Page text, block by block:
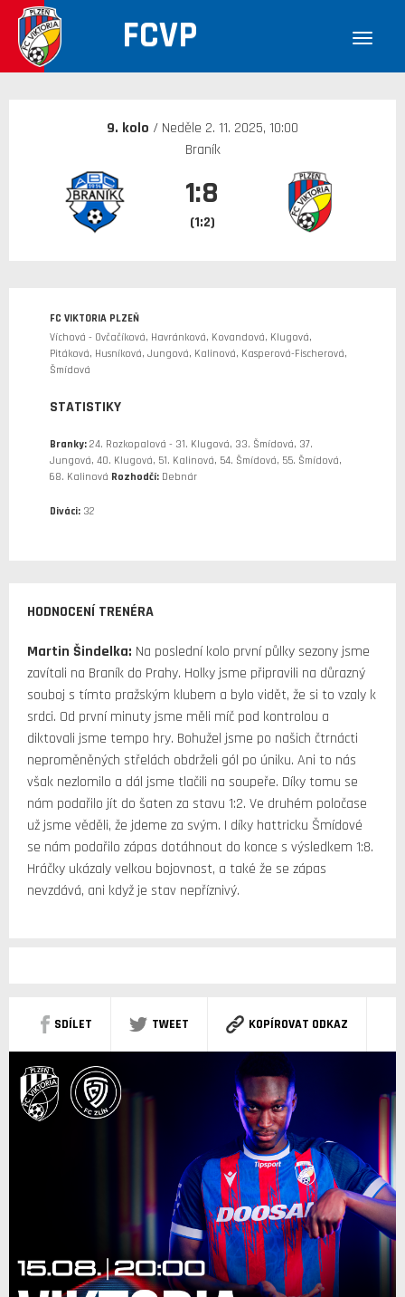
FCVP
30. 12. 1899
9. kolo / Neděle 2. 11. 2025, 10:00
Braník
1:8
(1:2)
FC VIKTORIA PLZEŇ
Víchová - Ovčačíková, Havránková, Kovandová, Klugová,
Pitáková, Husníková, Jungová, Kalinová, Kasperová-Fischerová,
Šmídová
STATISTIKY
Branky: 24. Rozkopalová - 31. Klugová, 33. Šmídová, 37.
Jungová, 40. Klugová, 51. Kalinová, 54. Šmídová, 55. Šmídová,
68. Kalinová Rozhodčí: Debnár
Diváci: 32
HODNOCENÍ TRENÉRA
Martin Šindelka: Na poslední kolo první půlky sezony jsme
zavítali na Braník do Prahy. Holky jsme připravili na důrazný
souboj s tímto pražským klubem a bylo vidět, že si to vzaly k
srdci. Od první minuty jsme měli míč pod kontrolou a
diktovali jsme tempo hry. Bohužel jsme po našich čtrnácti
neproměněných střelách obdrželi gól po úniku. Ani to nás
však nezlomilo a dál jsme tlačili na soupeře. Díky tomu se
nám podařilo jít do šaten za stavu 1:2. Ve druhém poločase
už jsme věděli, že jdeme za svým. I díky hattricku Šmídové
se nám podařilo zápas dotáhnout do konce s výsledkem 1:8.
Hráčky ukázaly velkou bojovnost, a také že se zápas
nevzdává, ani když je stav nepříznivý.
SDÍLET TWEET KOPÍROVAT ODKAZ